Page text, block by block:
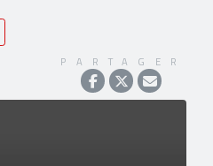
PARTAGER